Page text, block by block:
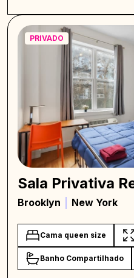
PRIVADO
Sala Privativa
Brooklyn New York
Cama queen size
Banho Compartilhado